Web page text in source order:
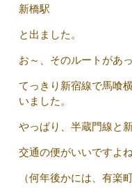
新橋駅
と出ました。
お～、そのルートがあ
てっきり新宿線で馬喰
いました。
やっぱり、半蔵門線と
交通の便がいいですよね
（何年後かには、有楽